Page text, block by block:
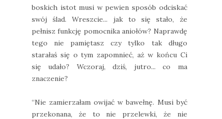
boskich istot musi w pewien sposób odciskać
swój ślad. Wreszcie... jak to się stało, że
pełnisz funkcję pomocnika aniołów? Naprawdę
tego nie pamiętasz czy tylko tak długo
starałaś się o tym zapomnieć, aż w końcu Ci
się udało? Wczoraj, dziś, jutro... co ma
znaczenie?
“Nie zamierzałam owijać w bawełnę. Musi być
przekonana, że to nie przelewki, że nie